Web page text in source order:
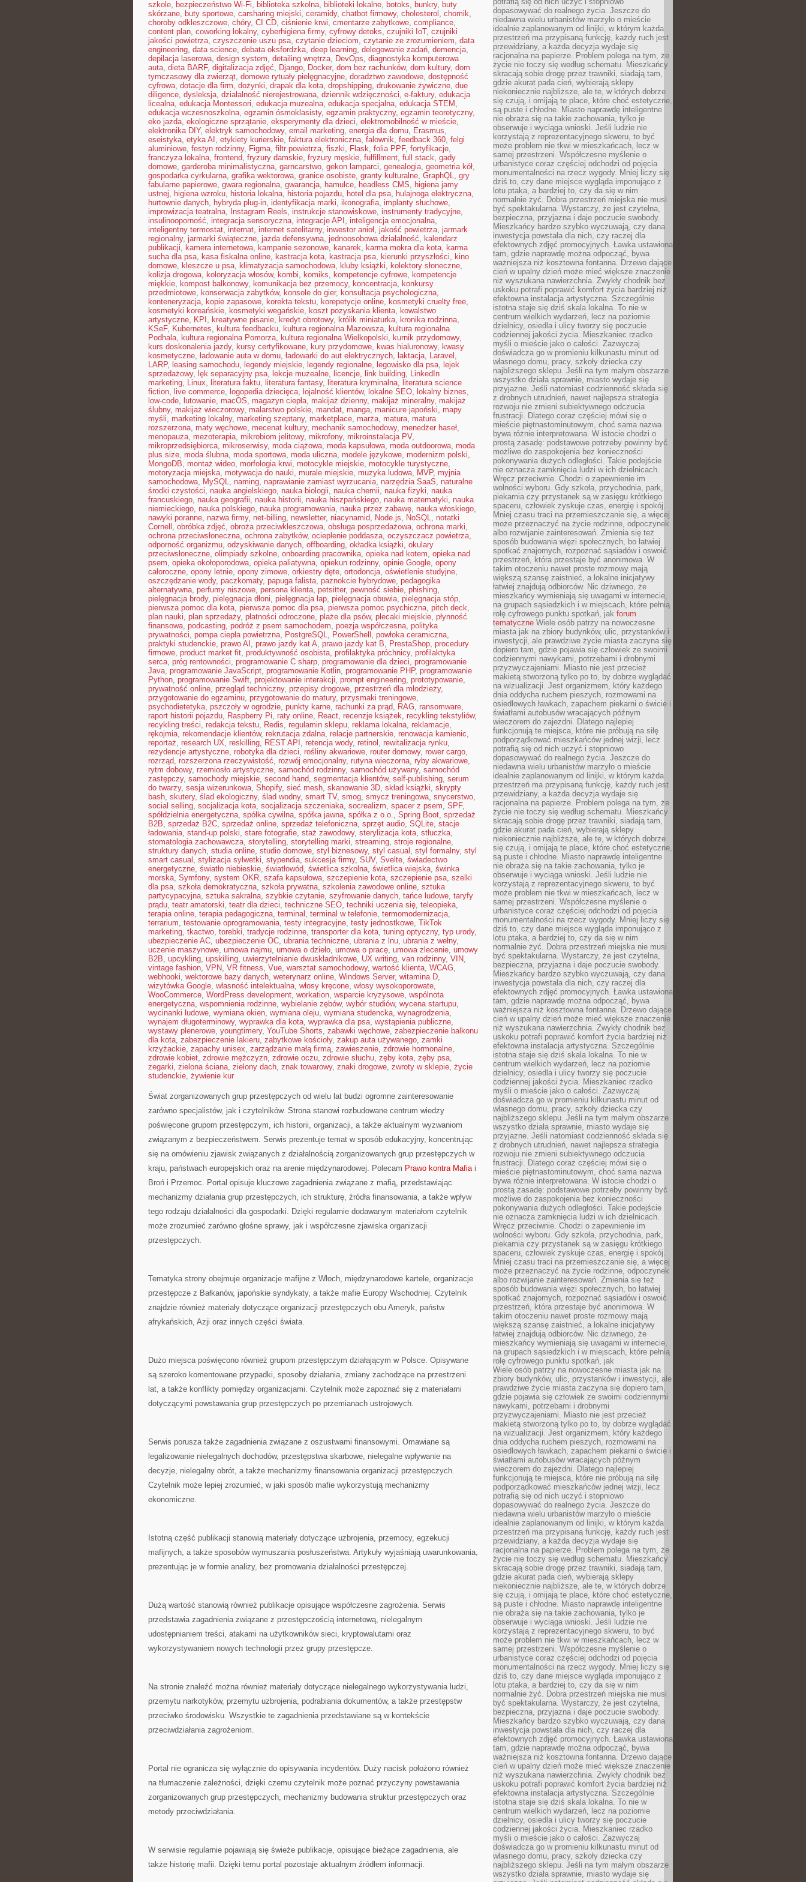
szkole, bezpieczeństwo Wi-Fi, biblioteka szkolna, biblioteki lokalne, botoks, bunkry, buty
skórzane, buty sportowe, carsharing miejski, ceramidy, chatbot firmowy, cholesterol , chomik,
choroby odkleszczowe, chóry, CI CD, ciśnienie krwi, cmentarze zabytkowe, compliance,
content plan, coworking lokalny, cyberhigiena firmy, cyfrowy detoks, czujniki IoT, czujniki
jakości powietrza, czyszczenie uszu psa, czytanie dzieciom, czytanie ze zrozumieniem, data
engineering, data science, debata oksfordzka, deep learning, delegowanie zadań, demencja,
depilacja laserowa, design system, detailing wnętrza, DevOps, diagnostyka komputerowa
auta, dieta BARF, digitalizacja zdjęć, Django, Docker, dom bez rachunków, dom kultury, dom
tymczasowy dla zwierząt, domowe rytuały pielęgnacyjne, doradztwo zawodowe, dostępność
cyfrowa, dotacje dla firm, dożynki, drapak dla kota, dropshipping, drukowanie żywiczne, due
diligence, dysleksja, działalność nierejestrowana, dziennik wdzięczności, e-faktury, edukacja
licealna, edukacja Montessori, edukacja muzealna, edukacja specjalna, edukacja STEM ,
edukacja wczesnoszkolna, egzamin ósmoklasisty, egzamin praktyczny, egzamin teoretyczny,
eko jazda, ekologiczne sprzątanie, eksperymenty dla dzieci, elektromobilność w mieście,
elektronika DIY, elektryk samochodowy, email marketing, energia dla domu, Erasmus,
eseistyka, etyka AI , etykiety kurierskie, faktura elektroniczna, falownik, feedback 360, felgi
aluminiowe, festyn rodzinny, Figma, filtr powietrza, fiszki, Flask, folia PPF, fortyfikacje,
franczyza lokalna, frontend, fryzury damskie, fryzury męskie, fulfillment, full stack, gady
domowe, garderoba minimalistyczna, garncarstwo, gekon lamparci, genealogia, geometria kół,
gospodarka cyrkularna, grafika wektorowa, granice osobiste, granty kulturalne, GraphQL, gry
fabularne papierowe, gwara regionalna, gwarancja, hamulce, headless CMS, higiena jamy
ustnej, higiena wzroku, historia lokalna, historia pojazdu, hotel dla psa, hulajnoga elektryczna,
hurtownie danych, hybryda plug-in, identyfikacja marki, ikonografia, implanty słuchowe,
improwizacja teatralna, Instagram Reels, instrukcje stanowiskowe, instrumenty tradycyjne,
insulinooporność, integracja sensoryczna, integracje API , inteligencja emocjonalna,
inteligentny termostat, internat, internet satelitarny, inwestor anioł, jakość powietrza, jarmark
regionalny, jarmarki świąteczne, jazda defensywna, jednoosobowa działalność, kalendarz
publikacji, kamera internetowa, kampanie sezonowe, kanarek, karma mokra dla kota, karma
sucha dla psa, kasa fiskalna online, kastracja kota, kastracja psa, kierunki przyszłości, kino
domowe, kleszcze u psa, klimatyzacja samochodowa, kluby książki, kolektory słoneczne,
kolizja drogowa, koloryzacja włosów, kombi, komiks, kompetencje cyfrowe, kompetencje
miękkie, kompost balkonowy, komunikacja bez przemocy, koncentracja, konkursy
przedmiotowe, konserwacja zabytków, konsole do gier, konsultacja psychologiczna,
konteneryzacja, kopie zapasowe, korekta tekstu, korepetycje online, kosmetyki cruelty free,
kosmetyki koreańskie, kosmetyki wegańskie, koszt pozyskania klienta, kowalstwo
artystyczne, KPI , kreatywne pisanie, kredyt obrotowy, królik miniaturka, kronika rodzinna,
KSeF, Kubernetes, kultura feedbacku, kultura regionalna Mazowsza, kultura regionalna
Podhala, kultura regionalna Pomorza, kultura regionalna Wielkopolski, kurnik przydomowy,
kurs doskonalenia jazdy, kursy certyfikowane, kury przydomowe, kwas hialuronowy, kwasy
kosmetyczne, ładowanie auta w domu, ładowarki do aut elektrycznych, laktacja, Laravel ,
LARP, leasing samochodu, legendy miejskie, legendy regionalne, legowisko dla psa, lejek
sprzedażowy, lęk separacyjny psa, lekcje muzealne, licencje, link building, LinkedIn
marketing, Linux, literatura faktu, literatura fantasy, literatura kryminalna, literatura science
fiction, live commerce, logopedia dziecięca, lojalność klientów, lokalne SEO, lokalny biznes,
low-code, lutowanie, macOS, magazyn ciepła, makijaż dzienny, makijaż mineralny, makijaż
ślubny, makijaż wieczorowy, malarstwo polskie, mandat, manga, manicure japoński, mapy
myśli, marketing lokalny, marketing szeptany, marketplace, marża, matura, matura
rozszerzona, maty węchowe, mecenat kultury, mechanik samochodowy, menedżer haseł,
menopauza, mezoterapia, mikrobiom jelitowy, mikrofony, mikroinstalacja PV,
mikroprzedsiębiorca, mikroserwisy, moda ciążowa, moda kapsułowa, moda outdoorowa, moda
plus size, moda ślubna, moda sportowa, moda uliczna, modele językowe, modernizm polski,
MongoDB, montaż wideo, morfologia krwi, motocykle miejskie, motocykle turystyczne,
motoryzacja miejska, motywacja do nauki, murale miejskie, muzyka ludowa, MVP, myjnia
samochodowa, MySQL, naming, naprawianie zamiast wyrzucania, narzędzia SaaS, naturalne
środki czystości, nauka angielskiego, nauka biologii, nauka chemii, nauka fizyki, nauka
francuskiego, nauka geografii, nauka historii, nauka hiszpańskiego, nauka matematyki, nauka
niemieckiego, nauka polskiego, nauka programowania, nauka przez zabawę, nauka włoskiego,
nawyki poranne, nazwa firmy, net-billing, newsletter, niacynamid, Node.js, NoSQL, notatki
Cornell , obróbka zdjęć, obroża przeciwkleszczowa, obsługa posprzedażowa, ochrona marki,
ochrona przeciwsłoneczna, ochrona zabytków, ocieplenie poddasza, oczyszczacz powietrza,
odporność organizmu, odzyskiwanie danych, offboarding, okładka książki, okulary
przeciwsłoneczne, olimpiady szkolne, onboarding pracownika, opieka nad kotem, opieka nad
psem, opieka okołoporodowa, opieka paliatywna, opiekun rodzinny, opinie Google, opony
całoroczne, opony letnie, opony zimowe, orkiestry dęte, ortodoncja, oświetlenie studyjne,
oszczędzanie wody, paczkomaty, papuga falista, paznokcie hybrydowe, pedagogika
alternatywna, perfumy niszowe, persona klienta, petsitter, pewność siebie, phishing,
pielęgnacja brody, pielęgnacja dłoni, pielęgnacja łap, pielęgnacja obuwia, pielęgnacja stóp,
pierwsza pomoc dla kota, pierwsza pomoc dla psa, pierwsza pomoc psychiczna, pitch deck,
plan nauki, plan sprzedaży, płatności odroczone, plaże dla psów, plecaki miejskie, płynność
finansowa, podcasting, podróż z psem samochodem, poezja współczesna, polityka
prywatności, pompa ciepła powietrzna, PostgreSQL, PowerShell , powłoka ceramiczna,
praktyki studenckie, prawo AI , prawo jazdy kat A, prawo jazdy kat B, PrestaShop, procedury
firmowe, product market fit, produktywność osobista, profilaktyka próchnicy, profilaktyka
serca, próg rentowności, programowanie C sharp, programowanie dla dzieci, programowanie
Java, programowanie JavaScript, programowanie Kotlin, programowanie PHP, programowanie
Python, programowanie Swift, projektowanie interakcji, prompt engineering, prototypowanie,
prywatność online, przegląd techniczny, przepisy drogowe, przestrzeń dla młodzieży,
przygotowanie do egzaminu, przygotowanie do matury, przysmaki treningowe,
psychodietetyka, pszczoły w ogrodzie, punkty karne, rachunki za prąd, RAG, ransomware,
raport historii pojazdu, Raspberry Pi, raty online, React, recenzje książek, recykling tekstyliów,
recykling treści, redakcja tekstu, Redis, regulamin sklepu, reklama lokalna, reklamacje,
rękojmia, rekomendacje klientów, rekrutacja zdalna, relacje partnerskie, renowacja kamienic,
reportaż, research UX, reskilling, REST API , retencja wody, retinol , rewitalizacja rynku,
rezydencje artystyczne, robotyka dla dzieci, rośliny akwariowe, router domowy, rower cargo,
rozrząd, rozszerzona rzeczywistość, rozwój emocjonalny, rutyna wieczorna, ryby akwariowe,
rytm dobowy, rzemiosło artystyczne, samochód rodzinny, samochód używany, samochód
zastępczy, samochody miejskie, second hand, segmentacja klientów, self-publishing, serum
do twarzy, sesja wizerunkowa, Shopify, sieć mesh, skanowanie 3D, skład książki, skrypty
bash, skutery, ślad ekologiczny, ślad wodny, smart TV, smog, smycz treningowa, snycerstwo,
social selling, socjalizacja kota, socjalizacja szczeniaka, socrealizm, spacer z psem, SPF,
spółdzielnia energetyczna, spółka cywilna, spółka jawna, spółka z o.o., Spring Boot, sprzedaż
B2B, sprzedaż B2C, sprzedaż online, sprzedaż telefoniczna, sprzęt audio, SQLite, stacje
ładowania, stand-up polski, stare fotografie, staż zawodowy, sterylizacja kota, stłuczka,
stomatologia zachowawcza, storytelling, storytelling marki, streaming, stroje regionalne,
struktury danych, studia online, studio domowe, styl biznesowy, styl casual , styl formalny, styl
smart casual , stylizacja sylwetki, stypendia, sukcesja firmy, SUV, Svelte, świadectwo
energetyczne, światło niebieskie, światłowód, świetlica szkolna, świetlica wiejska, świnka
morska, Symfony, system OKR, szafa kapsułowa, szczepienie kota, szczepienie psa, szelki
dla psa, szkoła demokratyczna, szkoła prywatna, szkolenia zawodowe online, sztuka
partycypacyjna, sztuka sakralna, szybkie czytanie, szyfrowanie danych, tańce ludowe, taryfy
prądu, teatr amatorski, teatr dla dzieci, techniczne SEO, techniki uczenia się, teleopieka,
terapia online, terapia pedagogiczna, terminal , terminal w telefonie, termomodernizacja,
terrarium, testowanie oprogramowania, testy integracyjne, testy jednostkowe, TikTok
marketing, tkactwo, torebki, tradycje rodzinne, transporter dla kota, tuning optyczny, typ urody,
ubezpieczenie AC, ubezpieczenie OC, ubrania techniczne, ubrania z lnu, ubrania z wełny,
uczenie maszynowe, umowa najmu, umowa o dzieło, umowa o pracę, umowa zlecenie, umowy
B2B, upcykling, upskilling, uwierzytelnianie dwuskładnikowe, UX writing, van rodzinny, VIN,
vintage fashion, VPN, VR fitness, Vue, warsztat samochodowy, wartość klienta, WCAG,
webhooki, wektorowe bazy danych, weterynarz online, Windows Server, witamina D,
wizytówka Google, własność intelektualna, włosy kręcone, włosy wysokoporowate,
WooCommerce, WordPress development, workation, wsparcie kryzysowe, wspólnota
energetyczna, wspomnienia rodzinne, wybielanie zębów, wybór studiów, wycena startupu,
wycinanki ludowe, wymiana okien, wymiana oleju, wymiana studencka, wynagrodzenia,
wynajem długoterminowy, wyprawka dla kota, wyprawka dla psa, wystąpienia publiczne,
wystawy plenerowe, youngtimery, YouTube Shorts, zabawki węchowe, zabezpieczenie balkonu
dla kota, zabezpieczenie lakieru, zabytkowe kościoły, zakup auta używanego, zamki
krzyżackie, zapachy unisex, zarządzanie małą firmą, zawieszenie, zdrowie hormonalne,
zdrowie kobiet, zdrowie mężczyzn, zdrowie oczu, zdrowie słuchu, zęby kota, zęby psa,
zegarki, zielona ściana, zielony dach, znak towarowy, znaki drogowe, zwroty w sklepie, życie
studenckie, żywienie kur
Świat zorganizowanych grup przestępczych od wielu lat budzi ogromne zainteresowanie
zarówno specjalistów, jak i czytelników. Strona stanowi rozbudowane centrum wiedzy
poświęcone grupom przestępczym, ich historii, organizacji, a także aktualnym wyzwaniom
związanym z bezpieczeństwem. Serwis prezentuje temat w sposób edukacyjny, koncentrując
się na omówieniu zjawisk związanych z działalnością zorganizowanych grup przestępczych w
kraju, państwach europejskich oraz na arenie międzynarodowej. Polecam Prawo kontra Mafiai
Broń i Przemoc. Portal opisuje kluczowe zagadnienia związane z mafią, przedstawiając
mechanizmy działania grup przestępczych, ich strukturę, źródła finansowania, a także wpływ
tego rodzaju działalności dla gospodarki. Dzięki regularnie dodawanym materiałom czytelnik
może zrozumieć zarówno głośne sprawy, jak i współczesne zjawiska organizacji
przestępczych.
Tematyka strony obejmuje organizacje mafijne z Włoch, międzynarodowe kartele, organizacje
przestępcze z Bałkanów, japońskie syndykaty, a także mafie Europy Wschodniej. Czytelnik
znajdzie również materiały dotyczące organizacji przestępczych obu Ameryk, państw
afrykańskich, Azji oraz innych części świata.
Dużo miejsca poświęcono również grupom przestępczym działającym w Polsce. Opisywane
są szeroko komentowane przypadki, sposoby działania, zmiany zachodzące na przestrzeni
lat, a także konflikty pomiędzy organizacjami. Czytelnik może zapoznać się z materiałami
dotyczącymi powstawania grup przestępczych po przemianach ustrojowych.
Serwis porusza także zagadnienia związane z oszustwami finansowymi. Omawiane są
legalizowanie nielegalnych dochodów, przestępstwa skarbowe, nielegalne wpływanie na
decyzje, nielegalny obrót, a także mechanizmy finansowania organizacji przestępczych.
Czytelnik może lepiej zrozumieć, w jaki sposób mafie wykorzystują mechanizmy
ekonomiczne.
Istotną część publikacji stanowią materiały dotyczące uzbrojenia, przemocy, egzekucji
mafijnych, a także sposobów wymuszania posłuszeństwa. Artykuły wyjaśniają uwarunkowania,
prezentując je w formie analizy, bez promowania działalności przestępczej.
Dużą wartość stanowią również publikacje opisujące współczesne zagrożenia. Serwis
przedstawia zagadnienia związane z przestępczością internetową, nielegalnym
udostępnianiem treści, atakami na użytkowników sieci, kryptowalutami oraz
wykorzystywaniem nowych technologii przez grupy przestępcze.
Na stronie znaleźć można również materiały dotyczące nielegalnego wykorzystywania ludzi,
przemytu narkotyków, przemytu uzbrojenia, podrabiania dokumentów, a także przestępstw
przeciwko środowisku. Wszystkie te zagadnienia przedstawiane są w kontekście
przeciwdziałania zagrożeniom.
Portal nie ogranicza się wyłącznie do opisywania incydentów. Duży nacisk położono również
na tłumaczenie zależności, dzięki czemu czytelnik może poznać przyczyny powstawania
zorganizowanych grup przestępczych, mechanizmy budowania struktur przestępczych oraz
metody przeciwdziałania.
W serwisie regularnie pojawiają się świeże publikacje, opisujące bieżące zagadnienia, ale
także historię mafii. Dzięki temu portal pozostaje aktualnym źródłem informacji.
dopasowywać do realnego życia. Jeszcze do
niedawna wielu urbanistów marzyło o mieście
idealnie zaplanowanym od linijki, w którym każda
przestrzeń ma przypisaną funkcję, każdy ruch jest
przewidziany, a każda decyzja wydaje się
racjonalna na papierze. Problem polega na tym, że
życie nie toczy się według schematu. Mieszkańcy
skracają sobie drogę przez trawniki, siadają tam,
gdzie akurat pada cień, wybierają sklepy
niekoniecznie najbliższe, ale te, w których dobrze
się czują, i omijają te place, które choć estetyczne,
są puste i chłodne. Miasto naprawdę inteligentne
nie obraża się na takie zachowania, tylko je
obserwuje i wyciąga wnioski. Jeśli ludzie nie
korzystają z reprezentacyjnego skweru, to być
może problem nie tkwi w mieszkańcach, lecz w
samej przestrzeni. Współczesne myślenie o
urbanistyce coraz częściej odchodzi od pojęcia
monumentalności na rzecz wygody. Mniej liczy się
dziś to, czy dane miejsce wygląda imponująco z
lotu ptaka, a bardziej to, czy da się w nim
normalnie żyć. Dobra przestrzeń miejska nie musi
być spektakularna. Wystarczy, że jest czytelna,
bezpieczna, przyjazna i daje poczucie swobody.
Mieszkańcy bardzo szybko wyczuwają, czy dana
inwestycja powstała dla nich, czy raczej dla
efektownych zdjęć promocyjnych. Ławka ustawiona
tam, gdzie naprawdę można odpocząć, bywa
ważniejsza niż kosztowna fontanna. Drzewo dające
cień w upalny dzień może mieć większe znaczenie
niż wyszukana nawierzchnia. Zwykły chodnik bez
uskoku potrafi poprawić komfort życia bardziej niż
efektowna instalacja artystyczna. Szczególnie
istotna staje się dziś skala lokalna. To nie w
centrum wielkich wydarzeń, lecz na poziomie
dzielnicy, osiedla i ulicy tworzy się poczucie
codziennej jakości życia. Mieszkaniec rzadko
myśli o mieście jako o całości. Zazwyczaj
doświadcza go w promieniu kilkunastu minut od
własnego domu, pracy, szkoły dziecka czy
najbliższego sklepu. Jeśli na tym małym obszarze
wszystko działa sprawnie, miasto wydaje się
przyjazne. Jeśli natomiast codzienność składa się
z drobnych utrudnień, nawet najlepsza strategia
rozwoju nie zmieni subiektywnego odczucia
frustracji. Dlatego coraz częściej mówi się o
mieście piętnastominutowym, choć sama nazwa
bywa różnie interpretowana. W istocie chodzi o
prostą zasadę: podstawowe potrzeby powinny być
możliwe do zaspokojenia bez konieczności
pokonywania dużych odległości. Takie podejście
nie oznacza zamknięcia ludzi w ich dzielnicach.
Wręcz przeciwnie. Chodzi o zapewnienie im
wolności wyboru. Gdy szkoła, przychodnia, park,
piekarnia czy przystanek są w zasięgu krótkiego
spaceru, człowiek zyskuje czas, energię i spokój.
Mniej czasu traci na przemieszczanie się, a więcej
może przeznaczyć na życie rodzinne, odpoczynek
albo rozwijanie zainteresowań. Zmienia się też
sposób budowania więzi społecznych, bo łatwiej
spotkać znajomych, rozpoznać sąsiadów i oswoić
przestrzeń, która przestaje być anonimowa. W
takim otoczeniu nawet proste rozmowy mają
większą szansę zaistnieć, a lokalne inicjatywy
łatwiej znajdują odbiorców. Nic dziwnego, że
mieszkańcy wymieniają się uwagami w internecie,
na grupach sąsiedzkich i w miejscach, które pełnią
rolę cyfrowego punktu spotkań, jak forum
tematyczne Wiele osób patrzy na nowoczesne
miasta jak na zbiory budynków, ulic, przystanków i
inwestycji, ale prawdziwe życie miasta zaczyna się
dopiero tam, gdzie pojawia się człowiek ze swoimi
codziennymi nawykami, potrzebami i drobnymi
przyzwyczajeniami. Miasto nie jest przecież
makietą stworzoną tylko po to, by dobrze wyglądać
na wizualizacji. Jest organizmem, który każdego
dnia oddycha ruchem pieszych, rozmowami na
osiedlowych ławkach, zapachem piekarni o świcie i
światłami autobusów wracających późnym
wieczorem do zajezdni. Dlatego najlepiej
funkcjonują te miejsca, które nie próbują na siłę
podporządkować mieszkańców jednej wizji, lecz
potrafią się od nich uczyć i stopniowo
dopasowywać do realnego życia. Jeszcze do
niedawna wielu urbanistów marzyło o mieście
idealnie zaplanowanym od linijki, w którym każda
przestrzeń ma przypisaną funkcję, każdy ruch jest
przewidziany, a każda decyzja wydaje się
racjonalna na papierze. Problem polega na tym, że
życie nie toczy się według schematu. Mieszkańcy
skracają sobie drogę przez trawniki, siadają tam,
gdzie akurat pada cień, wybierają sklepy
niekoniecznie najbliższe, ale te, w których dobrze
się czują, i omijają te place, które choć estetyczne,
są puste i chłodne. Miasto naprawdę inteligentne
nie obraża się na takie zachowania, tylko je
obserwuje i wyciąga wnioski. Jeśli ludzie nie
korzystają z reprezentacyjnego skweru, to być
może problem nie tkwi w mieszkańcach, lecz w
samej przestrzeni. Współczesne myślenie o
urbanistyce coraz częściej odchodzi od pojęcia
monumentalności na rzecz wygody. Mniej liczy się
dziś to, czy dane miejsce wygląda imponująco z
lotu ptaka, a bardziej to, czy da się w nim
normalnie żyć. Dobra przestrzeń miejska nie musi
być spektakularna. Wystarczy, że jest czytelna,
bezpieczna, przyjazna i daje poczucie swobody.
Mieszkańcy bardzo szybko wyczuwają, czy dana
inwestycja powstała dla nich, czy raczej dla
efektownych zdjęć promocyjnych. Ławka ustawiona
tam, gdzie naprawdę można odpocząć, bywa
ważniejsza niż kosztowna fontanna. Drzewo dające
cień w upalny dzień może mieć większe znaczenie
niż wyszukana nawierzchnia. Zwykły chodnik bez
uskoku potrafi poprawić komfort życia bardziej niż
efektowna instalacja artystyczna. Szczególnie
istotna staje się dziś skala lokalna. To nie w
centrum wielkich wydarzeń, lecz na poziomie
dzielnicy, osiedla i ulicy tworzy się poczucie
codziennej jakości życia. Mieszkaniec rzadko
myśli o mieście jako o całości. Zazwyczaj
doświadcza go w promieniu kilkunastu minut od
własnego domu, pracy, szkoły dziecka czy
najbliższego sklepu. Jeśli na tym małym obszarze
wszystko działa sprawnie, miasto wydaje się
przyjazne. Jeśli natomiast codzienność składa się
z drobnych utrudnień, nawet najlepsza strategia
rozwoju nie zmieni subiektywnego odczucia
frustracji. Dlatego coraz częściej mówi się o
mieście piętnastominutowym, choć sama nazwa
bywa różnie interpretowana. W istocie chodzi o
prostą zasadę: podstawowe potrzeby powinny być
możliwe do zaspokojenia bez konieczności
pokonywania dużych odległości. Takie podejście
nie oznacza zamknięcia ludzi w ich dzielnicach.
Wręcz przeciwnie. Chodzi o zapewnienie im
wolności wyboru. Gdy szkoła, przychodnia, park,
piekarnia czy przystanek są w zasięgu krótkiego
spaceru, człowiek zyskuje czas, energię i spokój.
Mniej czasu traci na przemieszczanie się, a więcej
może przeznaczyć na życie rodzinne, odpoczynek
albo rozwijanie zainteresowań. Zmienia się też
sposób budowania więzi społecznych, bo łatwiej
spotkać znajomych, rozpoznać sąsiadów i oswoić
przestrzeń, która przestaje być anonimowa. W
takim otoczeniu nawet proste rozmowy mają
większą szansę zaistnieć, a lokalne inicjatywy
łatwiej znajdują odbiorców. Nic dziwnego, że
mieszkańcy wymieniają się uwagami w internecie,
na grupach sąsiedzkich i w miejscach, które pełnią
rolę cyfrowego punktu spotkań, jak
Wiele osób patrzy na nowoczesne miasta jak na
zbiory budynków, ulic, przystanków i inwestycji, ale
prawdziwe życie miasta zaczyna się dopiero tam,
gdzie pojawia się człowiek ze swoimi codziennymi
nawykami, potrzebami i drobnymi
przyzwyczajeniami. Miasto nie jest przecież
makietą stworzoną tylko po to, by dobrze wyglądać
na wizualizacji. Jest organizmem, który każdego
dnia oddycha ruchem pieszych, rozmowami na
osiedlowych ławkach, zapachem piekarni o świcie i
światłami autobusów wracających późnym
wieczorem do zajezdni. Dlatego najlepiej
funkcjonują te miejsca, które nie próbują na siłę
podporządkować mieszkańców jednej wizji, lecz
potrafią się od nich uczyć i stopniowo
dopasowywać do realnego życia. Jeszcze do
niedawna wielu urbanistów marzyło o mieście
idealnie zaplanowanym od linijki, w którym każda
przestrzeń ma przypisaną funkcję, każdy ruch jest
przewidziany, a każda decyzja wydaje się
racjonalna na papierze. Problem polega na tym, że
życie nie toczy się według schematu. Mieszkańcy
skracają sobie drogę przez trawniki, siadają tam,
gdzie akurat pada cień, wybierają sklepy
niekoniecznie najbliższe, ale te, w których dobrze
się czują, i omijają te place, które choć estetyczne,
są puste i chłodne. Miasto naprawdę inteligentne
nie obraża się na takie zachowania, tylko je
obserwuje i wyciąga wnioski. Jeśli ludzie nie
korzystają z reprezentacyjnego skweru, to być
może problem nie tkwi w mieszkańcach, lecz w
samej przestrzeni. Współczesne myślenie o
urbanistyce coraz częściej odchodzi od pojęcia
monumentalności na rzecz wygody. Mniej liczy się
dziś to, czy dane miejsce wygląda imponująco z
lotu ptaka, a bardziej to, czy da się w nim
normalnie żyć. Dobra przestrzeń miejska nie musi
być spektakularna. Wystarczy, że jest czytelna,
bezpieczna, przyjazna i daje poczucie swobody.
Mieszkańcy bardzo szybko wyczuwają, czy dana
inwestycja powstała dla nich, czy raczej dla
efektownych zdjęć promocyjnych. Ławka ustawiona
tam, gdzie naprawdę można odpocząć, bywa
ważniejsza niż kosztowna fontanna. Drzewo dające
cień w upalny dzień może mieć większe znaczenie
niż wyszukana nawierzchnia. Zwykły chodnik bez
uskoku potrafi poprawić komfort życia bardziej niż
efektowna instalacja artystyczna. Szczególnie
istotna staje się dziś skala lokalna. To nie w
centrum wielkich wydarzeń, lecz na poziomie
dzielnicy, osiedla i ulicy tworzy się poczucie
codziennej jakości życia. Mieszkaniec rzadko
myśli o mieście jako o całości. Zazwyczaj
doświadcza go w promieniu kilkunastu minut od
własnego domu, pracy, szkoły dziecka czy
najbliższego sklepu. Jeśli na tym małym obszarze
wszystko działa sprawnie, miasto wydaje się